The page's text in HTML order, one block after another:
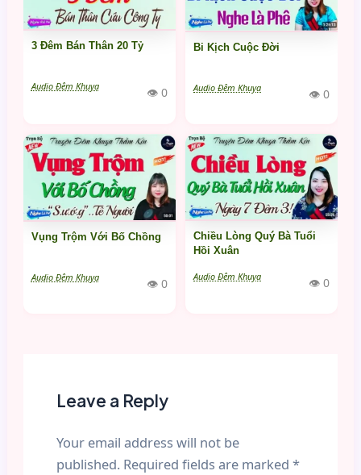
3 Đêm Bán Thân 20 Tỷ
Audio Đêm Khuya 👁 0
Bi Kịch Cuộc Đời
Audio Đêm Khuya 👁 0
Vụng Trộm Với Bố Chồng
Audio Đêm Khuya 👁 0
Chiều Lòng Quý Bà Tuổi
Hồi Xuân
Audio Đêm Khuya 👁 0
Leave a Reply
Your email address will not be
published. Required fields are marked *